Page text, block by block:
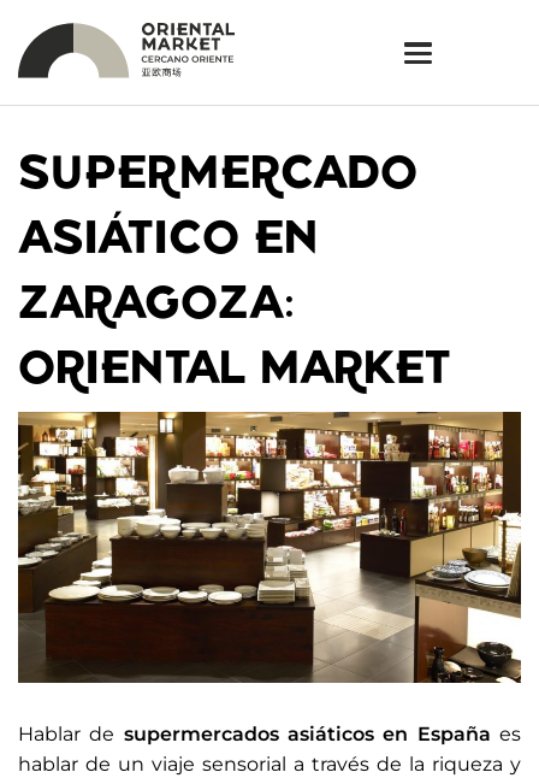
SUPERMERCADO
ASIÁTICO EN
ZARAGOZA:
ORIENTAL MARKET
Hablar de supermercados asiáticos en España es
hablar de un viaje sensorial a través de la riqueza y